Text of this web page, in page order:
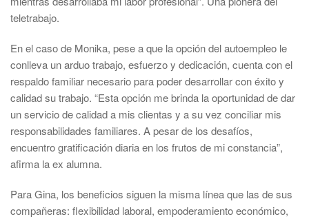
teletrabajo.
En el caso de Monika, pese a que la opción del autoempleo le
conlleva un arduo trabajo, esfuerzo y dedicación, cuenta con el
respaldo familiar necesario para poder desarrollar con éxito y
calidad su trabajo. “Esta opción me brinda la oportunidad de dar
un servicio de calidad a mis clientas y a su vez conciliar mis
responsabilidades familiares. A pesar de los desafíos,
encuentro gratificación diaria en los frutos de mi constancia”,
afirma la ex alumna.
Para Gina, los beneficios siguen la misma línea que las de sus
compañeras: flexibilidad laboral, empoderamiento económico,